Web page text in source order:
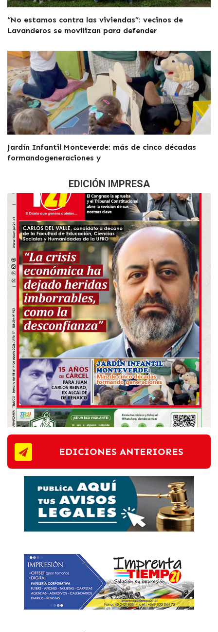
“No estamos contra las viviendas”: vecinos de
Lavanderos se movilizan para defender
Jardín Infantil Monteverde: más de cinco décadas
formandogeneraciones y
EDICIÓN IMPRESA
EDICIONES ANTERIORES